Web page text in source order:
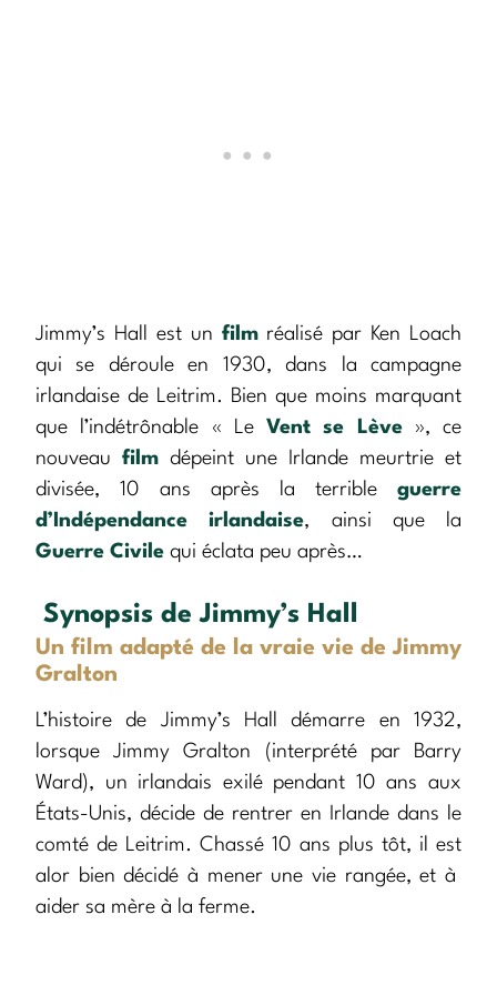
Jimmy’s Hall est un filmréalisé par Ken Loach
qui se déroule en 1930, dans la campagne
irlandaise de Leitrim. Bien que moins marquant
que l’indétrônable « Le Vent se Lève», ce
nouveau film dépeint une Irlande meurtrie et
divisée, 10 ans après la terrible guerre
d’Indépendance irlandaise, ainsi que la
Guerre Civile qui éclata peu après…
Synopsis de Jimmy’s Hall
Un film adapté de la vraie vie de Jimmy
Gralton
L’histoire de Jimmy’s Hall démarre en 1932,
lorsque Jimmy Gralton (interprété par Barry
Ward), un irlandais exilé pendant 10 ans aux
États-Unis, décide de rentrer en Irlande dans le
comté de Leitrim. Chassé 10 ans plus tôt, il est
alor bien décidé à mener une vie rangée, et à
aider sa mère à la ferme.